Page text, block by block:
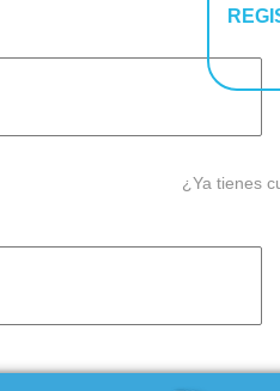
¿Ya tienes